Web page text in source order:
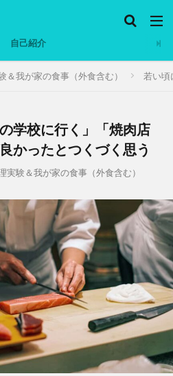
自己紹介
＆我が家の食事（外食含む） 若い
学校に行く」「焼肉店
かったとつくづく思う
実験＆我が家の食事（外食含む）
ヨーグルト
ー
低糖質ダイエット
日本人村社会 脱水シート
検索